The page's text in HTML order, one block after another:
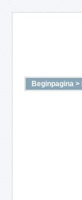
Beginpagina >